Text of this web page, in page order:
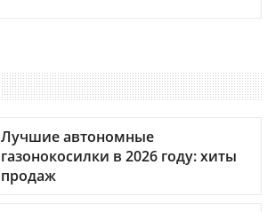
Лучшие автономные
газонокосилки в 2026 году: хиты
продаж